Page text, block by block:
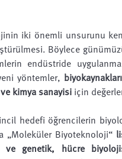
iki önemli unsurunu
Böylece
endüstride
yöntemler,
ve kimya sanayisi için
hedefi öğrencilerin
„Moleküler Biyoteknoloji“
ve genetik, hücre